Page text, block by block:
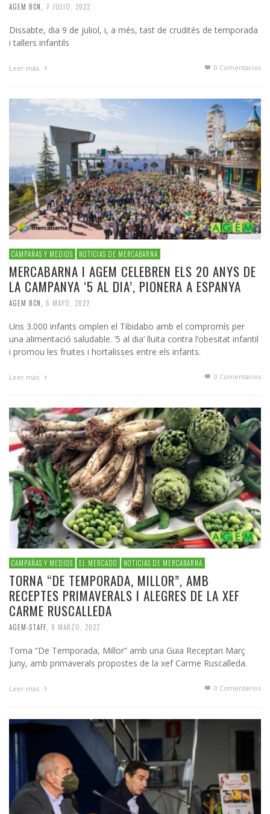
AGEM BCN 7 JULIO, 2022
Dissabte, dia 9 de juliol, i, a més, tast de crudités de temporada
i tallers infantils
Leer más 0 Comentarios
CAMPAÑAS Y MEDIOS NOTICIAS DE MERCABARNA
MERCABARNA I AGEM CELEBREN ELS 20 ANYS DE
LA CAMPANYA ‘5 AL DIA’, PIONERA A ESPANYA
AGEM BCN 6 MAYO, 2022
Uns 3.000 infants omplen el Tibidabo amb el compromís per
una alimentació saludable. ‘5 al dia’ lluita contra l’obesitat infantil
i promou les fruites i hortalisses entre els infants.
Leer más 0 Comentarios
CAMPAÑAS Y MEDIOS EL MERCADO NOTICIAS DE MERCABARNA
TORNA “DE TEMPORADA, MILLOR”, AMB
RECEPTES PRIMAVERALS I ALEGRES DE LA XEF
CARME RUSCALLEDA
AGEM-STAFF 8 MARZO, 2022
Torna “De Temporada, Millor” amb una Guia Receptari Març
Juny, amb primaverals propostes de la xef Carme Ruscalleda.
Leer más 0 Comentarios